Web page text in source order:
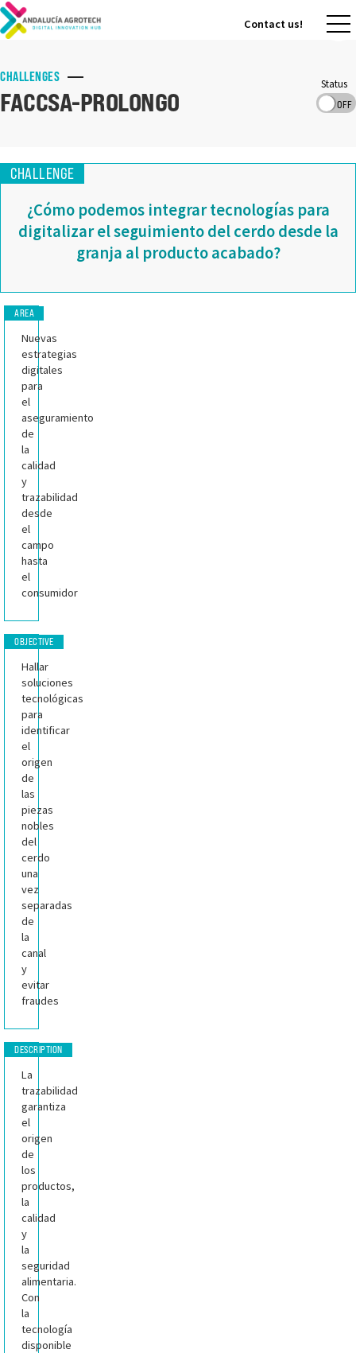
Contact us!
CHALLENGES
FACCSA-PROLONGO
Status
OFF
CHALLENGE
¿Cómo podemos integrar tecnologías para
digitalizar el seguimiento del cerdo desde la
granja al producto acabado?
AREA
Nuevas
estrategias
digitales
para
el
aseguramiento
de
la
calidad
y
trazabilidad
desde
el
campo
hasta
el
consumidor
OBJECTIVE
Hallar
soluciones
tecnológicas
para
identificar
el
origen
de
las
piezas
nobles
del
cerdo
una
vez
separadas
de
la
canal
y
evitar
fraudes
DESCRIPTION
La
trazabilidad
garantiza
el
origen
de
los
productos,
la
calidad
y
la
seguridad
alimentaria.
Con
la
tecnología
disponible